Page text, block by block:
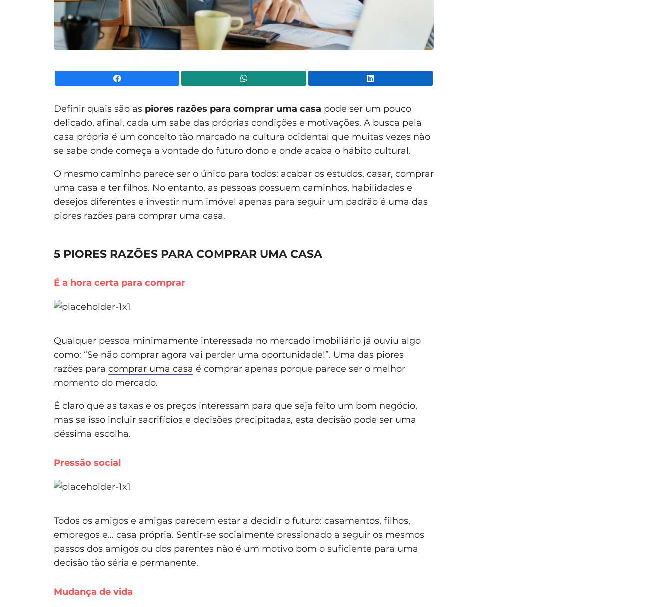
Definir quais são as piores razões para comprar uma casa pode ser um pouco
delicado, afinal, cada um sabe das próprias condições e motivações. A busca pela
casa própria é um conceito tão marcado na cultura ocidental que muitas vezes não
se sabe onde começa a vontade do futuro dono e onde acaba o hábito cultural.
O mesmo caminho parece ser o único para todos: acabar os estudos, casar, comprar
uma casa e ter filhos. No entanto, as pessoas possuem caminhos, habilidades e
desejos diferentes e investir num imóvel apenas para seguir um padrão é uma das
piores razões para comprar uma casa.
5 PIORES RAZÕES PARA COMPRAR UMA CASA
É a hora certa para comprar
Qualquer pessoa minimamente interessada no mercado imobiliário já ouviu algo
como: “Se não comprar agora vai perder uma oportunidade!”. Uma das piores
razões para comprar uma casa é comprar apenas porque parece ser o melhor
momento do mercado.
É claro que as taxas e os preços interessam para que seja feito um bom negócio,
mas se isso incluir sacrifícios e decisões precipitadas, esta decisão pode ser uma
péssima escolha.
Pressão social
Todos os amigos e amigas parecem estar a decidir o futuro: casamentos, filhos,
empregos e… casa própria. Sentir-se socialmente pressionado a seguir os mesmos
passos dos amigos ou dos parentes não é um motivo bom o suficiente para uma
decisão tão séria e permanente.
Mudança de vida